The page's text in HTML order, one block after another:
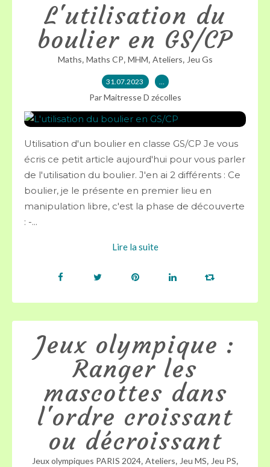
L'utilisation du
boulier en GS/CP
Maths, Maths CP, MHM, Ateliers, Jeu Gs
31.07.2023 …
Par Maitresse D zécolles
Utilisation d'un boulier en classe GS/CP Je vous
écris ce petit article aujourd'hui pour vous parler
de l'utilisation du boulier. J'en ai 2 différents : Ce
boulier, je le présente en premier lieu en
manipulation libre, c'est la phase de découverte
: -...
Lire la suite
Jeux olympique :
Ranger les
mascottes dans
l'ordre croissant
ou décroissant
Jeux olympiques PARIS 2024, Ateliers, Jeu MS, Jeu PS,